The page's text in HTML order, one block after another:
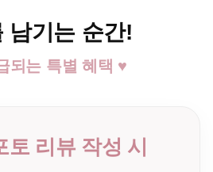
남기는 순간!
되는 특별 혜택 ♥
토 리뷰 작성 시